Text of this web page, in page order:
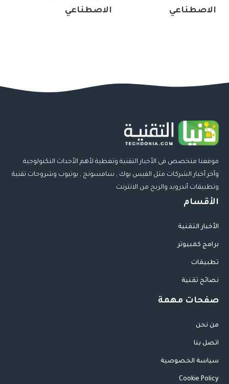
الاصطناعي
الاصطناعي
موقعنا متخصص فى الأخبار التقنية وتغطية لأهم الأحداث التكنولوجية
وأخر أخبار الشركات مثل الفيس بوك , سامسونج , يوتيوب وشروحات تقنية
وتطبيقات أندرويد والربح من الانترنت
الأقسام
الأخبار التقنية
برامج كمبيوتر
تطبيقات
نصائح تقنية
صفحات مهمة
من نحن
اتصل بنا
سياسة الخصوصية
Cookie Policy